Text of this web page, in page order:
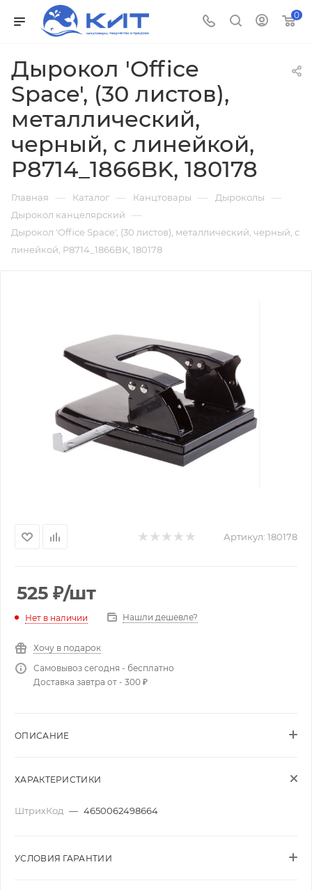
0
Дырокол 'Office
Space', (30 листов),
металлический,
черный, с линейкой,
P8714_1866BK, 180178
Главная — Каталог — Канцтовары — Дыроколы —
Дырокол канцелярский —
Дырокол 'Office Space', (30 листов), металлический, черный, с
линейкой, P8714_1866BK, 180178
Артикул: 180178
525 ₽/шт
Нет в наличии Нашли дешевле?
Хочу в подарок
Самовывоз сегодня - бесплатно
Доставка завтра от - 300 ₽
ОПИСАНИЕ
ХАРАКТЕРИСТИКИ
ШтрихКод — 4650062498664
УСЛОВИЯ ГАРАНТИИ